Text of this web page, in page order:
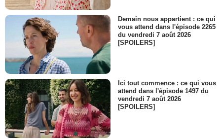
Demain nous appartient : ce qui
vous attend dans l'épisode 2265
du vendredi 7 août 2026
[SPOILERS]
Ici tout commence : ce qui vous
attend dans l'épisode 1497 du
vendredi 7 août 2026
[SPOILERS]